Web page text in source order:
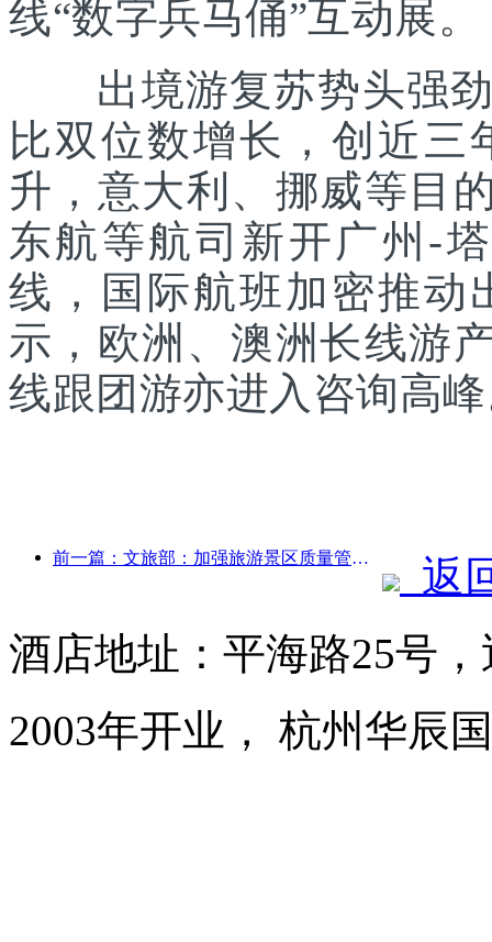
线“数字兵马俑”互动展。
出境游复苏势头强劲
比双位数增长，创近
升，意大利、挪威等目
东航等航司新开广州-
线，国际航班加密推动
示，欧洲、澳洲长线游
线跟团游亦进入咨询高
前一篇：文旅部：加强旅游景区质量管理 提升景区服务水平
返
酒店地址：平海路25号
2003年开业， 杭州华